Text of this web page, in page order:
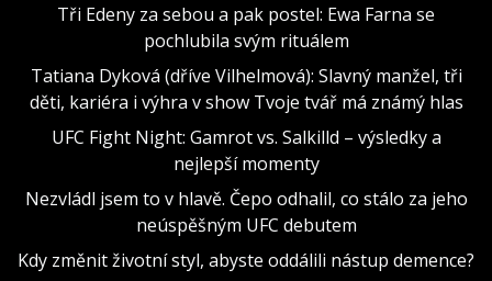
Tři Edeny za sebou a pak postel: Ewa Farna se
pochlubila svým rituálem
Tatiana Dyková (dříve Vilhelmová): Slavný manžel, tři
děti, kariéra i výhra v show Tvoje tvář má známý hlas
UFC Fight Night: Gamrot vs. Salkilld – výsledky a
nejlepší momenty
Nezvládl jsem to v hlavě. Čepo odhalil, co stálo za jeho
neúspěšným UFC debutem
Kdy změnit životní styl, abyste oddálili nástup demence?